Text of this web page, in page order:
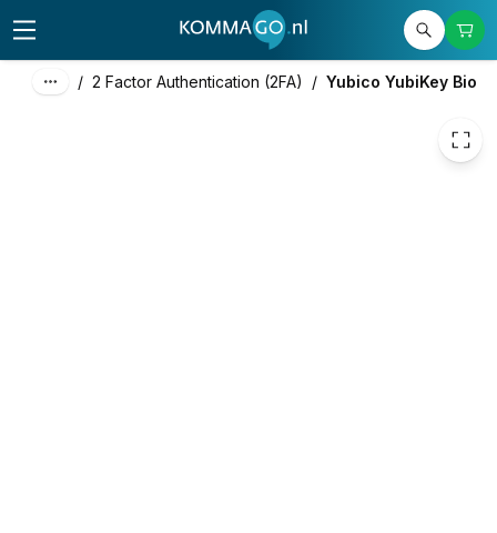
/ 2 Factor Authentication (2FA) / Yubico YubiKey Bio
excl. btw